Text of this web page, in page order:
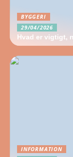
BYGGERI
29/04/2026
Hvad er vigtigt,
INFORMATION